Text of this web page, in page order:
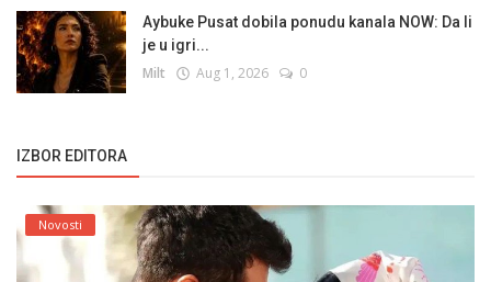
Aybuke Pusat dobila ponudu kanala NOW: Da li
je u igri...
Milt Aug 1, 2026 0
IZBOR EDITORA
Novosti